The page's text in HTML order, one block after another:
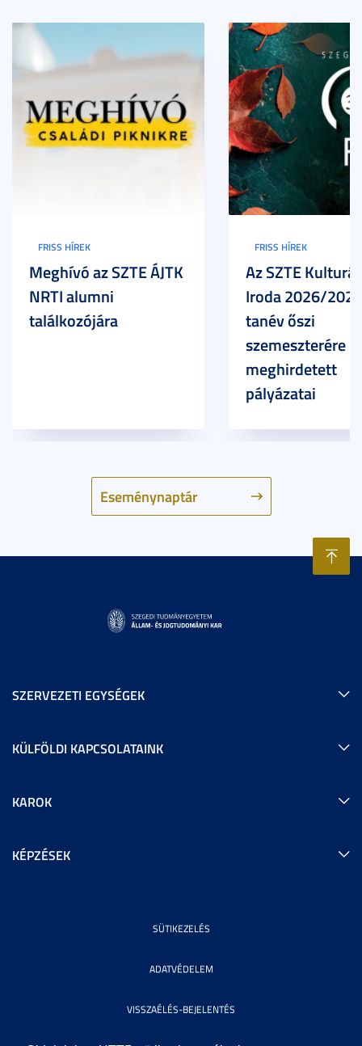
Eseménynaptár
FRISS HÍREK
Meghívó az SZTE ÁJTK
NRTI alumni
találkozójára
FRISS HÍREK
Az SZTE
Iroda 2026/
tanév őszi
szemeszterére
meghirdetett
pályázatai
SZERVEZETI EGYSÉGEK
KÜLFÖLDI KAPCSOLATAINK
KAROK
KÉPZÉSEK
SÜTIKEZELÉS
ADATVÉDELEM
VISSZAÉLÉS-BEJELENTÉS